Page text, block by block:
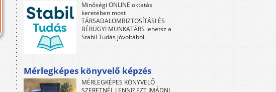
Minőségi ONLINE oktatás
keretében most
TÁRSADALOMBIZTOSÍTÁSI ÉS
BÉRÜGYI MUNKATÁRS lehetsz a
Stabil Tudás jóvoltából.
Mérlegképes könyvelő képzés
MÉRLEGKÉPES KÖNYVELŐ